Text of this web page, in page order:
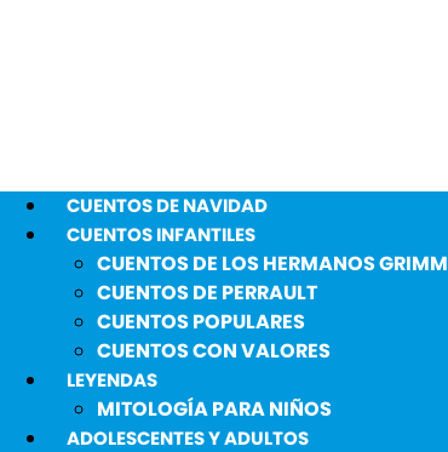
CUENTOS DE NAVIDAD
CUENTOS INFANTILES
CUENTOS DE LOS HERMANOS GRIMM
CUENTOS DE PERRAULT
CUENTOS POPULARES
CUENTOS CON VALORES
LEYENDAS
MITOLOGÍA PARA NIÑOS
ADOLESCENTES Y ADULTOS